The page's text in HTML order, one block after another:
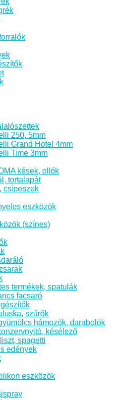
250, 5mm
Grand Hotel 4mm
Time 3mm
kések, ollók
tortalapát
csipeszek
eszközök
(színes)
termékek, spatulák
facsaró
szűrők
hámozók, darabolók
késélező
spagetti
edények
eszközök